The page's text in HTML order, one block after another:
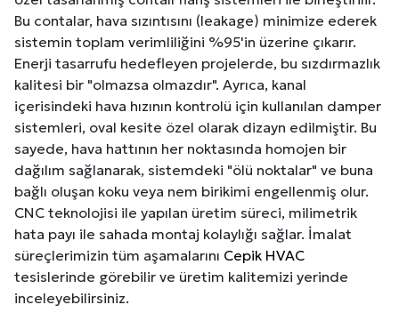
Bu contalar, hava sızıntısını (leakage) minimize ederek
sistemin toplam verimliliğini %95'in üzerine çıkarır.
Enerji tasarrufu hedefleyen projelerde, bu sızdırmazlık
kalitesi bir "olmazsa olmazdır". Ayrıca, kanal
içerisindeki hava hızının kontrolü için kullanılan damper
sistemleri, oval kesite özel olarak dizayn edilmiştir. Bu
sayede, hava hattının her noktasında homojen bir
dağılım sağlanarak, sistemdeki "ölü noktalar" ve buna
bağlı oluşan koku veya nem birikimi engellenmiş olur.
CNC teknolojisi ile yapılan üretim süreci, milimetrik
hata payı ile sahada montaj kolaylığı sağlar. İmalat
süreçlerimizin tüm aşamalarını Cepik HVAC
tesislerinde görebilir ve üretim kalitemizi yerinde
inceleyebilirsiniz.